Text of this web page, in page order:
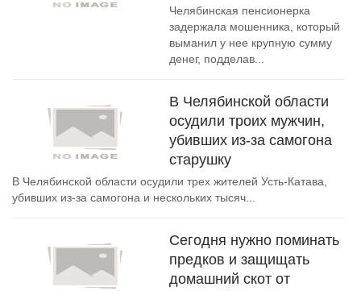
Челябинская пенсионерка
задержала мошенника, который
выманил у нее крупную сумму
денег, подделав...
В Челябинской области
осудили троих мужчин,
убивших из-за самогона
старушку
В Челябинской области осудили трех жителей Усть-Катава,
убивших из-за самогона и нескольких тысяч...
Сегодня нужно поминать
предков и защищать
домашний скот от